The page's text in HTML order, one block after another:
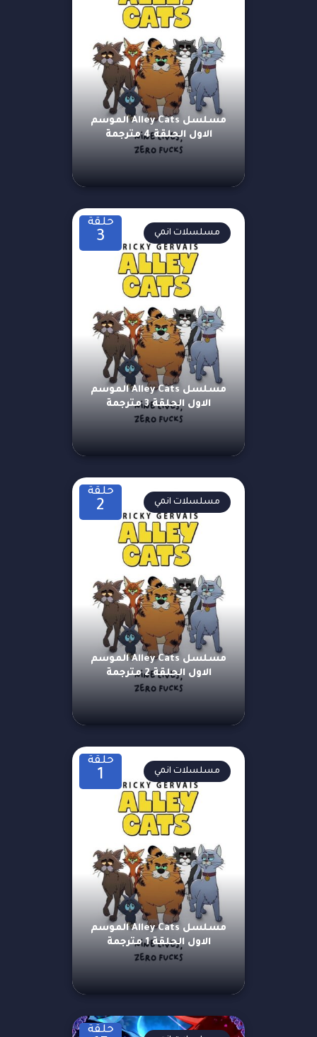
مسلسل Alley Cats الموسم
الاول الحلقة 4 مترجمة
حلقة
3
مسلسل Alley Cats الموسم
الاول الحلقة 3 مترجمة
مسلسلات انمي
حلقة
2
مسلسل Alley Cats الموسم
الاول الحلقة 2 مترجمة
مسلسلات انمي
حلقة
1
مسلسل Alley Cats الموسم
الاول الحلقة 1 مترجمة
مسلسلات انمي
حلقة